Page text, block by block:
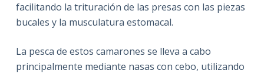
facilitando la trituración de las presas con las piezas
bucales y la musculatura estomacal.
La pesca de estos camarones se lleva a cabo
principalmente mediante nasas con cebo, utilizando